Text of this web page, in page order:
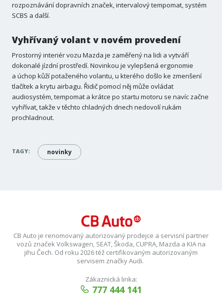
rozpoznávání dopravních značek, intervalový tempomat, systém
SCBS a další.
Vyhřívaný volant v novém provedení
Prostorný interiér vozu Mazda je zaměřený na lidi a vytváří
dokonalé jízdní prostředí. Novinkou je vylepšená ergonomie
a úchop kůží potaženého volantu, u kterého došlo ke zmenšení
tlačítek a krytu airbagu. Řidič pomocí něj může ovládat
audiosystém, tempomat a krátce po startu motoru se navíc začne
vyhřívat, takže v těchto chladných dnech nedovolí rukám
prochladnout.
TAGY: novinky
CB Auto je renomovaný autorizovaný prodejce a servisní partner
vozů značek Volkswagen, SEAT, Škoda, CUPRA, Mazda a KIA na
jihu Čech. Od roku 2026 též certifikovaným autorizovaným
servisem značky Audi.
Zákaznická linka:
777 444 141